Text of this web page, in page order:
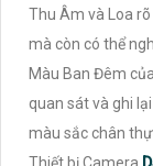
Thu Âm và Loa
mà còn có thể
Màu Ban Đêm
quan sát và ghi
màu sắc chân